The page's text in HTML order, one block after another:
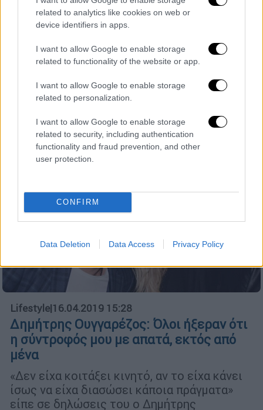
related to analytics like cookies on web or
device identifiers in apps.
I want to allow Google to enable storage
related to functionality of the website or app.
I want to allow Google to enable storage
related to personalization.
I want to allow Google to enable storage
related to security, including authentication
functionality and fraud prevention, and other
user protection.
CONFIRM
Data Deletion Data Access Privacy Policy
Lifestyle|30.09.2019 14:12
Δημήτρης Ουγγαρέζος - Ιλένια Ουίλιαμς:
Χώρισαν μετά από πέντε χρόνια σχέσης
Ο Δημήτρης Ουγγαρέζος και η Ιλένια
ανακοίνωσε ο ίδιος ο παρουσιαστής στην
εκπομπή «Το Πρωινό»
Lifestyle|16.04.2019 15:28
Δημήτρης Ουγγαρέζος: Όλοι ήξεραν ότι
η σύντροφός μου με απατά, εκτός από
μένα
«Δεν είχα κοιτάξει κινητό, αν το είχα κάνει
ίσως να είχα διασώσει κάποια πράγματα»
είπε σε δηλώσεις του ο Δημήτρης